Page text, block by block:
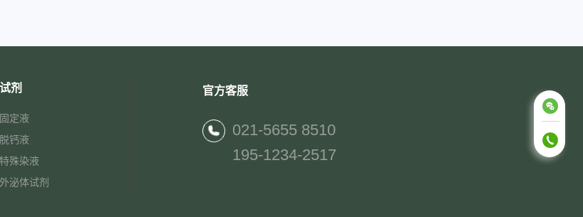
试剂
固定液
脱钙液
特殊染液
外泌体试剂
官方客服
021-5655 8510
195-1234-2517